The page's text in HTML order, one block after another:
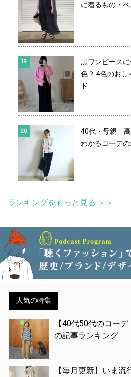
に着るもの・
黒ワンピース
色？ 4色のおし
ド
40代・母親「
わかるコーデ
ランキングをもっと見る ＞＞
人気の特集
【40代50代のコー
の記事ランキング
【毎月更新】いま